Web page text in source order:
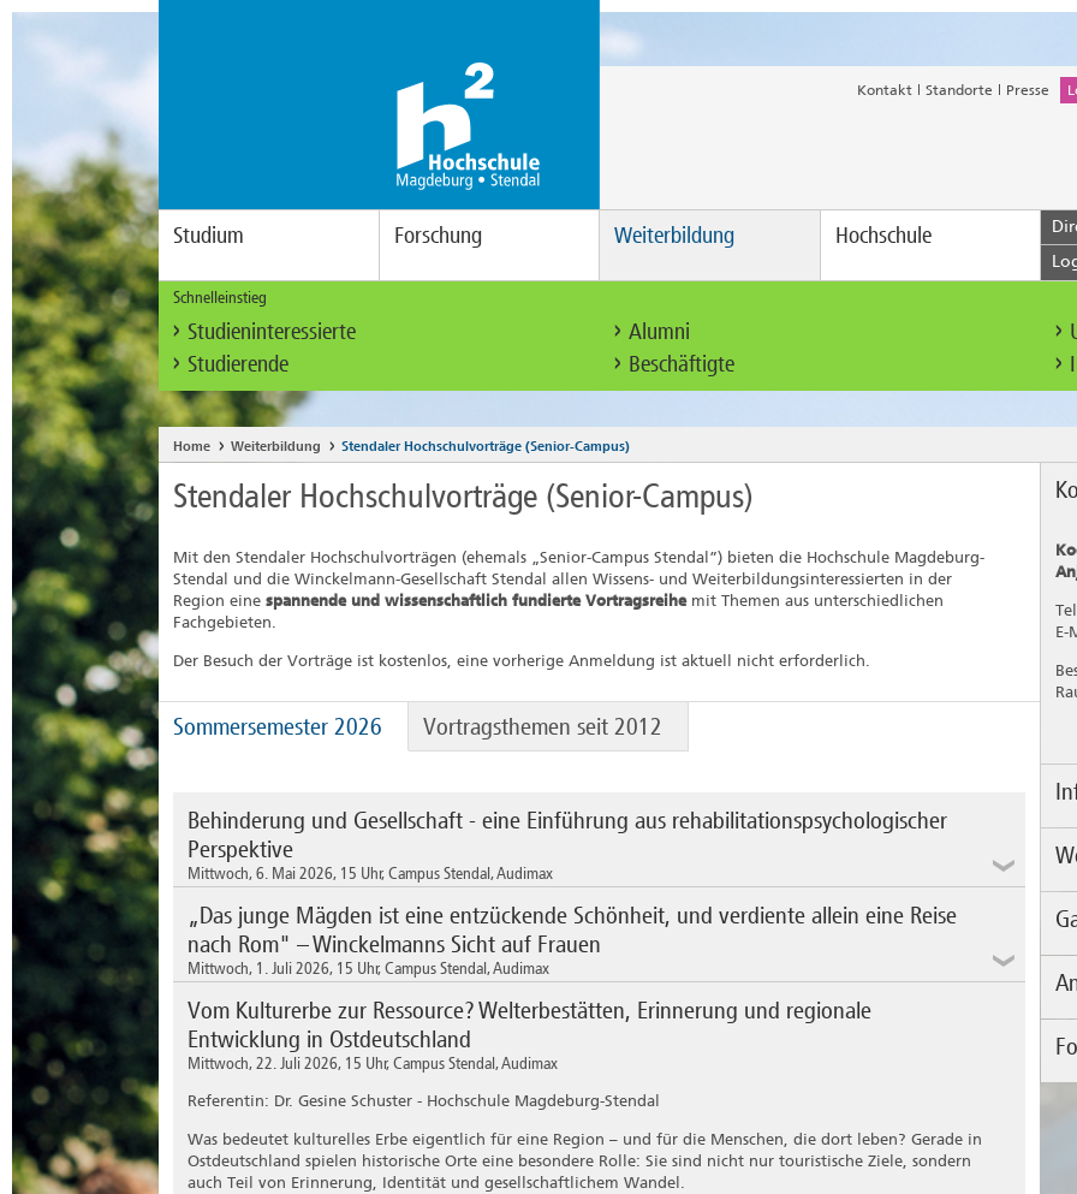
Kontakt Standorte Presse
Studium Forschung Weiterbildung Hochschule
Schnelleinstieg
Studieninteressierte Alumni
Studierende
Beschäftigte
Home Weiterbildung Stendaler Hochschulvorträge (Senior-Campus)
Stendaler Hochschulvorträge (Senior-Campus)
Mit den Stendaler Hochschulvorträgen (ehemals „Senior-Campus Stendal”) bieten die Hochschule Magdeburg-
Stendal und die Winckelmann-Gesellschaft Stendal allen Wissens- und Weiterbildungsinteressierten in der
Region eine spannende und wissenschaftlich fundierte Vortragsreihemit Themen aus unterschiedlichen
Fachgebieten.
Der Besuch der Vorträge ist kostenlos, eine vorherige Anmeldung ist aktuell nicht erforderlich.
Sommersemester 2026 Vortragsthemen seit 2012
Behinderung und Gesellschaft - eine Einführung aus rehabilitationspsychologischer
Perspektive
Mittwoch, 6. Mai 2026, 15 Uhr, Campus Stendal, Audimax
Referent: Prof. Dr. Michael Zander - Hochschule Magdeburg-Stendal
Laut Sozialgesetzbuch IX haben behinderte Menschen „körperliche, seelische, geistige oder
Sinnesbeeinträchtigungen (…), die sie in Wechselwirkung mit einstellungs- und umweltbedingten Barrieren
gehört es, die Selbstbestimmung und die gleichberechtigte Teilhabe am gesellschaftlichen Leben zu
unterstützen.
Aus rehabilitationspsychologischer Perspektive fragt der Vortrag, wie dieses Verständnis von Behinderung
Alltagserfahrungen von behinderten und chronisch-kranken Menschen. Berücksichtigt werden dabei
„Das junge Mägden ist eine entzückende Schönheit, und verdiente allein eine Reise
nach Rom" – Winckelmanns Sicht auf Frauen
Mittwoch, 1. Juli 2026, 15 Uhr, Campus Stendal, Audimax
Referent: Prof. Dr. Max Kunze - Winckelmann-Gesellschaft
Die Suche nach dem Schönheitsideal, prägte das Leben und Wirken des Gelehrten Johann Joachim
Winckelmanns. Dieses fand er nicht nur bei männlichen Jünglingen, sondern auch Frauen ließ er nicht
lernen Sie an diesem Nachmittag eine ambivalente und oft kaum beachtete Facette der Persönlichkeit
Winckelmanns kennen.
Vom Kulturerbe zur Ressource? Welterbestätten, Erinnerung und regionale
Entwicklung in Ostdeutschland
Mittwoch, 22. Juli 2026, 15 Uhr, Campus Stendal, Audimax
Referentin: Dr. Gesine Schuster - Hochschule Magdeburg-Stendal
Was bedeutet kulturelles Erbe eigentlich für eine Region – und für die Menschen, die dort leben? Gerade in
Ostdeutschland spielen historische Orte eine besondere Rolle: Sie sind nicht nur touristische Ziele, sondern
auch Teil von Erinnerung, Identität und gesellschaftlichem Wandel.
E-